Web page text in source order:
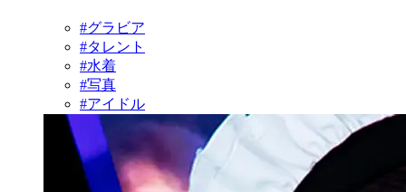
#グラビア
#タレント
#水着
#写真
#アイドル